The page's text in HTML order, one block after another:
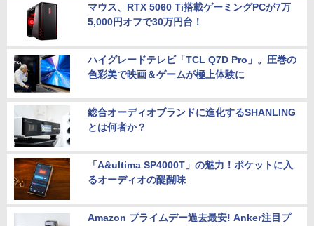
マウス、RTX 5060 Ti搭載ゲーミングPCが7万
5,000円オフで30万円台！
ハイグレードテレビ「TCL Q7D Pro」。圧巻の
色彩美で映画＆ゲームが極上体験に
総合オーディオブランドに進化するSHANLING
とは何者か？
「A&ultima SP4000T」の魅力！ポケットに入
るオーディオの醍醐味
Amazon プライムデー過去最安! Anker注目プ